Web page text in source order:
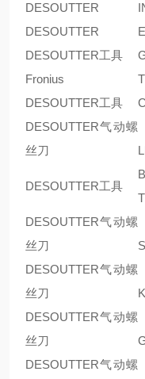
DESOUTTER
DESOUTTER
DESOUTTER工具
Fronius
DESOUTTER工具
DESOUTTER气动螺
丝刀
DESOUTTER工具
DESOUTTER气动螺
丝刀
DESOUTTER气动螺
丝刀
DESOUTTER气动螺
丝刀
DESOUTTER气动螺